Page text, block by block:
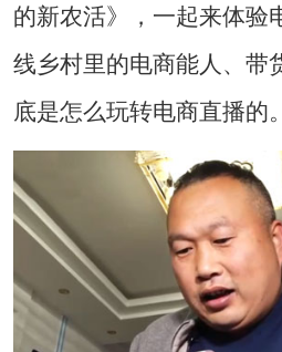
的新农活》，一起来体验
线乡村里的电商能人、带
底是怎么玩转电商直播的。